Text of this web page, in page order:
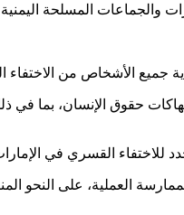
والجماعات المسلحة اليمنية
حقوق الإنسان، بما في
العملية، على النحو